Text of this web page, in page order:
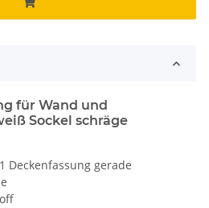
für Wand und
Sockel schräge
Deckenfassung gerade